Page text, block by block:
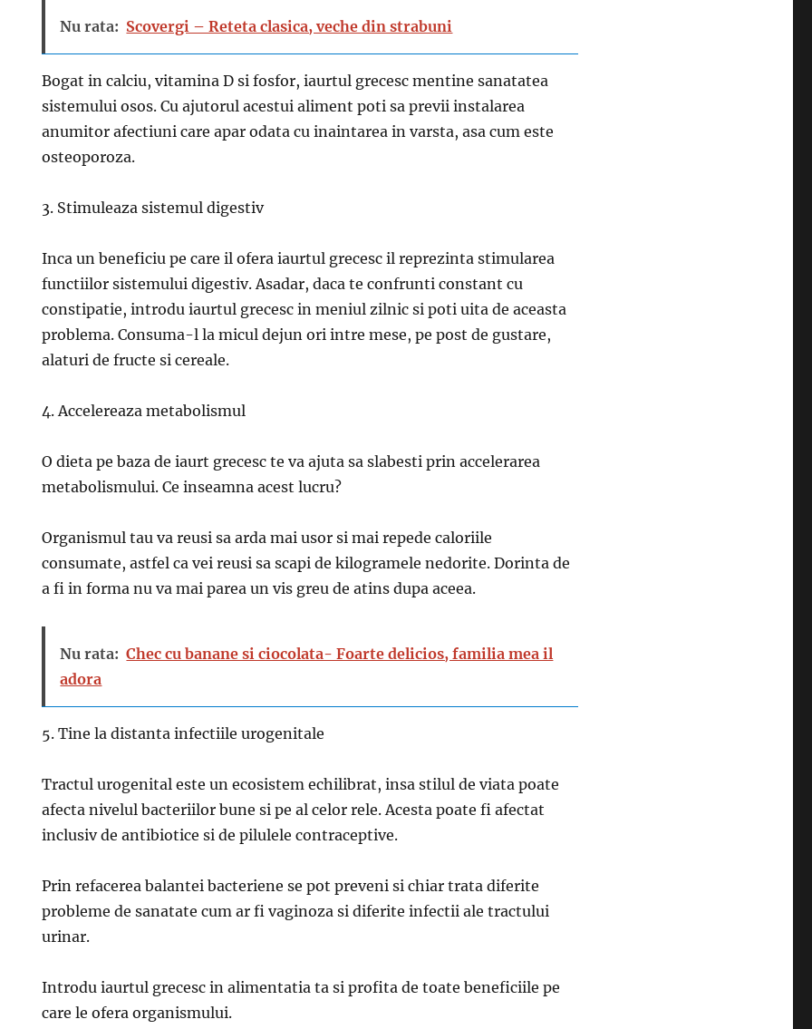
Nu rata: Scovergi – Reteta clasica, veche din strabuni
Bogat in calciu, vitamina D si fosfor, iaurtul grecesc mentine sanatatea
sistemului osos. Cu ajutorul acestui aliment poti sa previi instalarea
anumitor afectiuni care apar odata cu inaintarea in varsta, asa cum este
osteoporoza.
3. Stimuleaza sistemul digestiv
Inca un beneficiu pe care il ofera iaurtul grecesc il reprezinta stimularea
functiilor sistemului digestiv. Asadar, daca te confrunti constant cu
constipatie, introdu iaurtul grecesc in meniul zilnic si poti uita de aceasta
problema. Consuma-l la micul dejun ori intre mese, pe post de gustare,
alaturi de fructe si cereale.
4. Accelereaza metabolismul
O dieta pe baza de iaurt grecesc te va ajuta sa slabesti prin accelerarea
metabolismului. Ce inseamna acest lucru?
Organismul tau va reusi sa arda mai usor si mai repede caloriile
consumate, astfel ca vei reusi sa scapi de kilogramele nedorite. Dorinta de
a fi in forma nu va mai parea un vis greu de atins dupa aceea.
Nu rata: Chec cu banane si ciocolata- Foarte delicios, familia mea il
adora
5. Tine la distanta infectiile urogenitale
Tractul urogenital este un ecosistem echilibrat, insa stilul de viata poate
afecta nivelul bacteriilor bune si pe al celor rele. Acesta poate fi afectat
inclusiv de antibiotice si de pilulele contraceptive.
Prin refacerea balantei bacteriene se pot preveni si chiar trata diferite
probleme de sanatate cum ar fi vaginoza si diferite infectii ale tractului
urinar.
Introdu iaurtul grecesc in alimentatia ta si profita de toate beneficiile pe
care le ofera organismului.